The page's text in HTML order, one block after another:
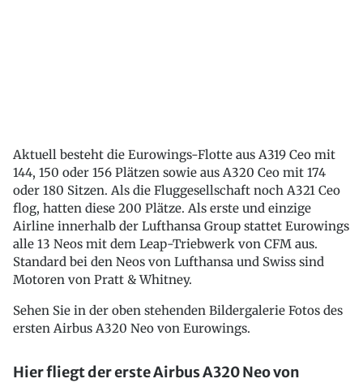
Aktuell besteht die Eurowings-Flotte aus A319 Ceo mit
144, 150 oder 156 Plätzen sowie aus A320 Ceo mit 174
oder 180 Sitzen. Als die Fluggesellschaft noch A321 Ceo
flog, hatten diese 200 Plätze. Als erste und einzige
Airline innerhalb der Lufthansa Group stattet Eurowings
alle 13 Neos mit dem Leap-Triebwerk von CFM aus.
Standard bei den Neos von Lufthansa und Swiss sind
Motoren von Pratt & Whitney.
Sehen Sie in der oben stehenden Bildergalerie Fotos des
ersten Airbus A320 Neo von Eurowings.
Hier fliegt der erste Airbus A320 Neo von